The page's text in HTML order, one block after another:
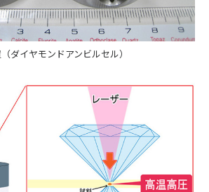
ダイヤモンドアンビルセル）